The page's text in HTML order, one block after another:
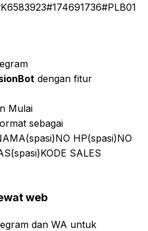
dengan fitur
Mulai
sebagai
HP(spasi)NO
SALES
web
dan WA untuk